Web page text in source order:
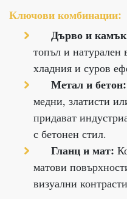
Ключови комбинации:
Дърво и
топъл и
хладния и суров
Метал и бетон:
медни, златисти
придават
с бетонен стил.
Гланц и мат:
матови
визуални